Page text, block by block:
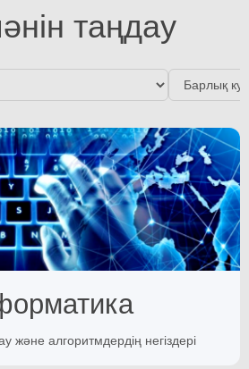
таңдау
және алгоритмдердің негіздері